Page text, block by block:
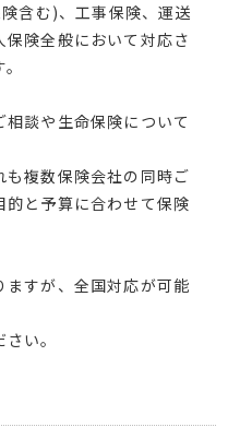
含む)、工事保険、運送
険全般において対応さ
談や生命保険について
複数保険会社の同時ご
と予算に合わせて保険
すが、全国対応が可能
い。